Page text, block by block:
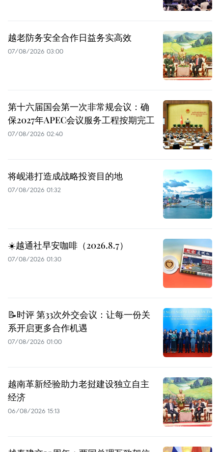
越老防务安全合作日益务实高效
07/08/2026 03:00
第十六届国会第一次非常规会议：确
保2027年APEC会议服务工程按期完工
07/08/2026 02:40
将岘港打造成战略投资目的地
07/08/2026 01:32
☀️越通社早安咖啡（2026.8.7）
07/08/2026 01:30
📝时评 第33次外交会议：让每一份关
系开启更多合作机遇
07/08/2026 01:00
越南革新经验助力老挝建设独立自主
经济
06/08/2026 15:13